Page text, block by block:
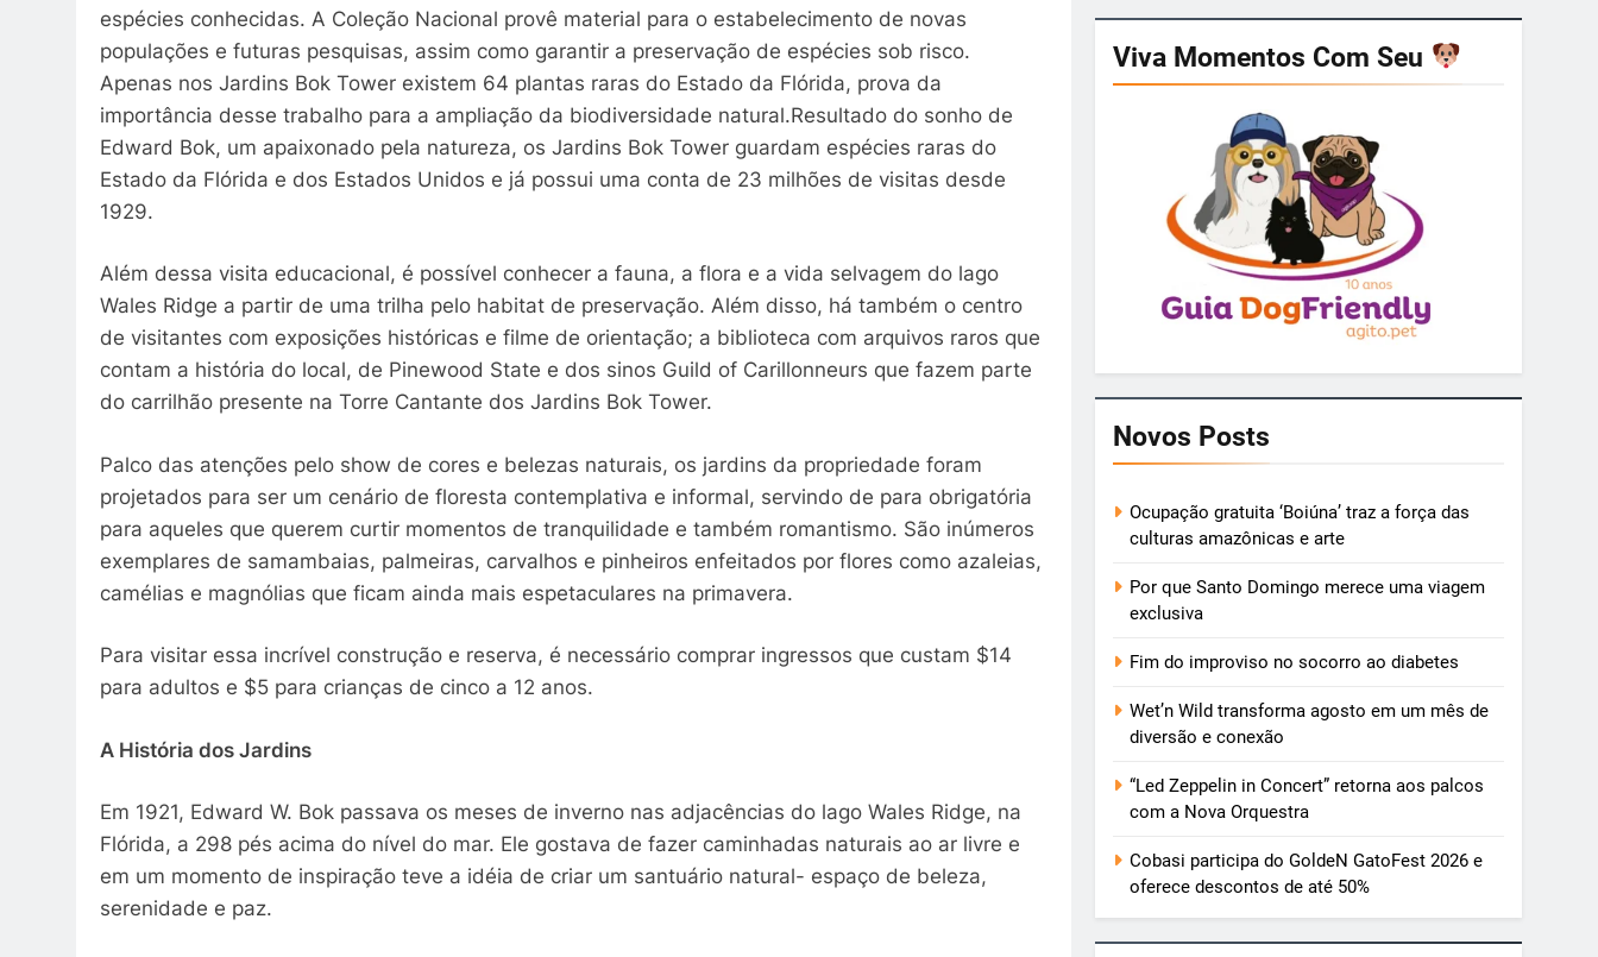
espécies conhecidas. A Coleção Nacional provê material para o estabelecimento de novas
populações e futuras pesquisas, assim como garantir a preservação de espécies sob risco.
Apenas nos Jardins Bok Tower existem 64 plantas raras do Estado da Flórida, prova da
importância desse trabalho para a ampliação da biodiversidade natural.Resultado do sonho de
Edward Bok, um apaixonado pela natureza, os Jardins Bok Tower guardam espécies raras do
Estado da Flórida e dos Estados Unidos e já possui uma conta de 23 milhões de visitas desde
1929.
Além dessa visita educacional, é possível conhecer a fauna, a flora e a vida selvagem do lago
Wales Ridge a partir de uma trilha pelo habitat de preservação. Além disso, há também o centro
de visitantes com exposições históricas e filme de orientação; a biblioteca com arquivos raros que
contam a história do local, de Pinewood State e dos sinos Guild of Carillonneurs que fazem parte
do carrilhão presente na Torre Cantante dos Jardins Bok Tower.
Palco das atenções pelo show de cores e belezas naturais, os jardins da propriedade foram
projetados para ser um cenário de floresta contemplativa e informal, servindo de para obrigatória
para aqueles que querem curtir momentos de tranquilidade e também romantismo. São inúmeros
exemplares de samambaias, palmeiras, carvalhos e pinheiros enfeitados por flores como azaleias,
camélias e magnólias que ficam ainda mais espetaculares na primavera.
Para visitar essa incrível construção e reserva, é necessário comprar ingressos que custam $14
para adultos e $5 para crianças de cinco a 12 anos.
A História dos Jardins
Em 1921, Edward W. Bok passava os meses de inverno nas adjacências do lago Wales Ridge, na
Flórida, a 298 pés acima do nível do mar. Ele gostava de fazer caminhadas naturais ao ar livre e
em um momento de inspiração teve a idéia de criar um santuário natural- espaço de beleza,
serenidade e paz.
Viva Momentos Com Seu
Novos Posts
Ocupação gratuita ‘Boiúna’ traz a força das
culturas amazônicas e arte
Por que Santo Domingo merece uma viagem
exclusiva
Fim do improviso no socorro ao diabetes
Wet’n Wild transforma agosto em um mês de
diversão e conexão
“Led Zeppelin in Concert” retorna aos palcos
com a Nova Orquestra
Cobasi participa do GoldeN GatoFest 2026 e
oferece descontos de até 50%